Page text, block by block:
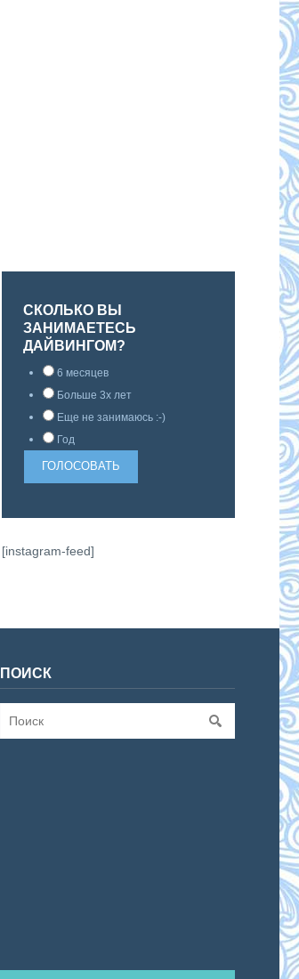
СКОЛЬКО ВЫ
ЗАНИМАЕТЕСЬ
ДАЙВИНГОМ?
6 месяцев
Больше 3х лет
Еще не занимаюсь :-)
Год
[instagram-feed]
ПОИСК